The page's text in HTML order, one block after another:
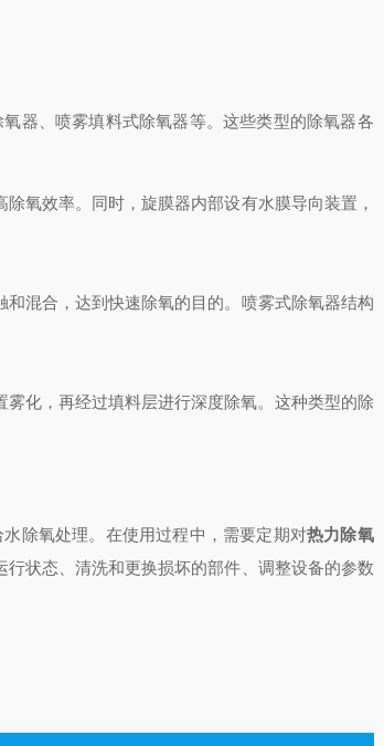
器、喷雾填料式除氧器等。这些类型的除氧器各
氧效率。同时，旋膜器内部设有水膜导向装置，
和混合，达到快速除氧的目的。喷雾式除氧器结构
雾化，再经过填料层进行深度除氧。这种类型的除
除氧处理。在使用过程中，需要定期对热力除氧
状态、清洗和更换损坏的部件、调整设备的参数